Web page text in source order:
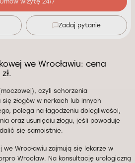
Umów wizytę 24/7
Zadaj pytanie
we Wrocławiu: cena
czyli schorzenia
złogów w nerkach lub innych
polega na łagodzeniu dolegliwości,
oraz usunięciu złogu, jeśli powoduje
się samoistnie.
we Wrocławiu zajmują się lekarze w
Wrocław. Na konsultację urologiczną